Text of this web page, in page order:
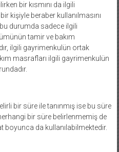
bir kısmını da ilgili
kişiyle beraber kullanılmasını
durumda sadece ilgili
tamir ve bakım
ilgili gayrimenkulün ortak
masrafları ilgili gayrimenkulün
bir süre ile tanınmış ise bu süre
bir süre belirlenmemiş de
boyunca da kullanılabilmektedir.